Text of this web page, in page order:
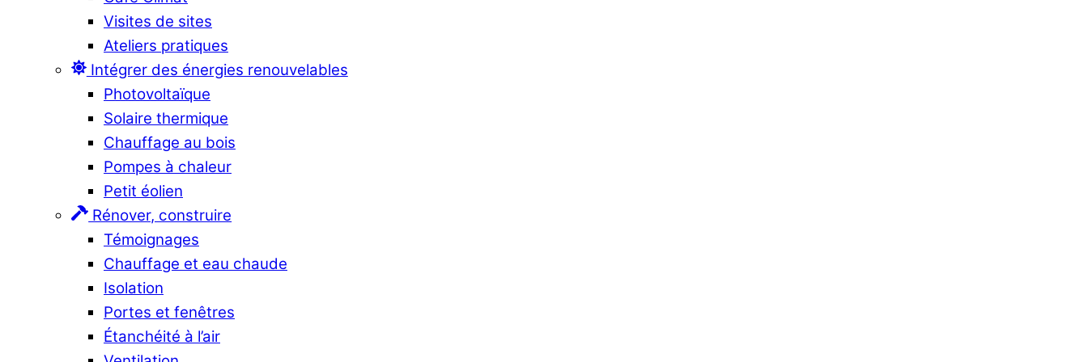
Visites de sites
Ateliers pratiques
Intégrer des énergies renouvelables
Photovoltaïque
Solaire thermique
Chauffage au bois
Pompes à chaleur
Petit éolien
Rénover, construire
Témoignages
Chauffage et eau chaude
Isolation
Portes et fenêtres
Étanchéité à l’air